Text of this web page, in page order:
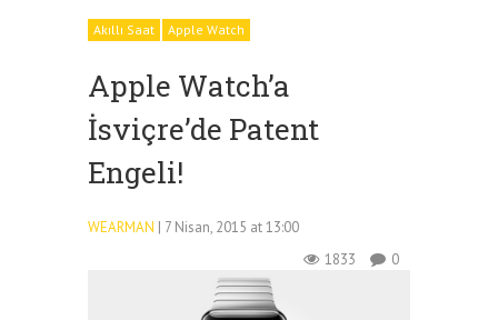
Akıllı Saat Apple Watch
Apple Watch’a
İsviçre’de Patent
Engeli!
WEARMAN | 7 Nisan, 2015 at 13:00
1833
0